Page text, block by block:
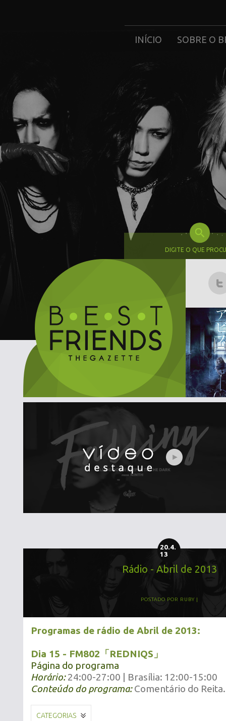
INÍCIO SOBRE O
DIGITE O QUE
20.4.
13
Rádio - Abril de 2013
POSTADO POR RUBY
Programas de rádio de Abril de 2013:
Dia 15 - FM802「REDNIQS」
Página do programa
Horário:24:00-27:00 | Brasília: 12:00-15:00
Conteúdo do programa:Comentário do Reita.
CATEGORIAS